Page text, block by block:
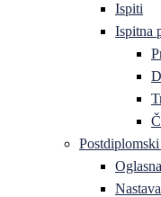
Ispiti
Ispitna
Nastava